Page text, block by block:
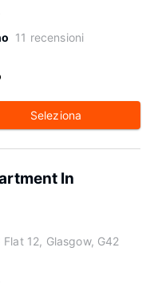
11 recensioni
Seleziona
In
12, Glasgow, G42